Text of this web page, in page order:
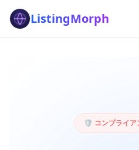
ListingMorph
🛡️ コンプライア